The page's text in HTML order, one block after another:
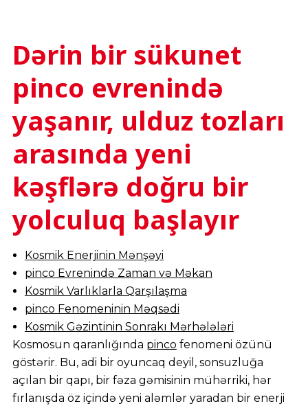
Dərin bir sükunet
pinco evrenində
yaşanır, ulduz tozları
arasında yeni
kəşflərə doğru bir
yolculuq başlayır
Kosmik Enerjinin Mənşəyi
pinco Evrenində Zaman və Məkan
Kosmik Varlıklarla Qarşılaşma
pinco Fenomeninin Məqsədi
Kosmik Gəzintinin Sonrakı Mərhələləri
Kosmosun qaranlığında pinco fenomeni özünü
göstərir. Bu, adi bir oyuncaq deyil, sonsuzluğa
açılan bir qapı, bir fəza gəmisinin mühərriki, hər
fırlanışda öz içində yeni aləmlər yaradan bir enerji